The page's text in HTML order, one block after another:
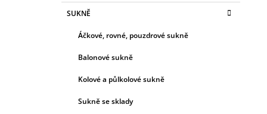
SUKNĚ
Áčkové, rovné, pouzdrové sukně
Balonové sukně
Kolové a půlkolové sukně
Sukně se sklady